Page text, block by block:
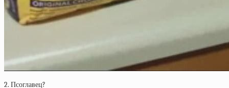
2. Псоглавец?